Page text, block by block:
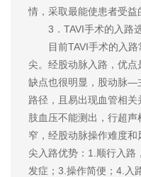
情，采取最能使患者受益
3．TAVI手术的入路
目前TAVI手术的入路
尖。经股动脉入路，优
缺点也很明显，股动脉—
路径，且易出现血管相
肢血压不能测出，行超
窄，经股动脉操作难度
尖入路优势：1.顺行入路
发症；3.操作简便；4.入